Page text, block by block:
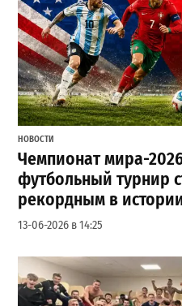
НОВОСТИ
Чемпионат мира-
футбольный турнир
рекордным в
13-06-2026 в 14:25